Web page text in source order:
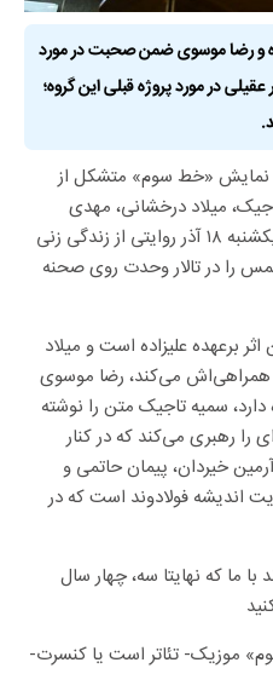
و رضا موسوی ضمن صحبت در مورد
در مورد پروژه قبلی این گروه؛
نمایش «خط سوم» متشکل از
میلاد درخشانی، مهدی
وجدانی، اندیشه فولادوند و…. روز یکشنبه ۱۸ آذر روایتی از زندگی زنی
را در تالار وحدت روی صحنه
برعهده علیزاده است و میلاد
همراهی‌اش می‌کند، رضا موسوی
سمیه تاجیک متن را نوشته
رهبری می‌کند که در کنار
خیردان، پیمان حاتمی و
اندیشه فولادوند است که در
۳۰۰، ۳۵۰ ساله دارند با ما که نهایتا سه، چهار سال
موزیک- تئاتر است یا کنسرت-